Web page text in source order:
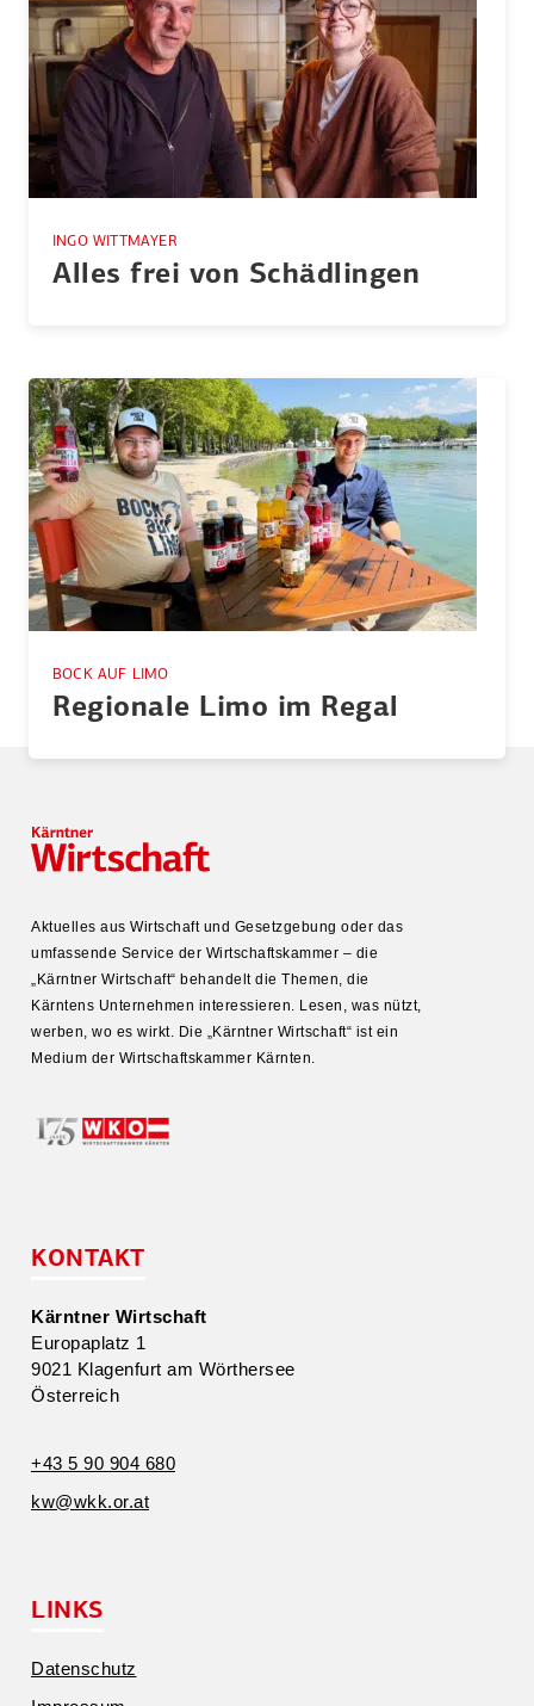
INGO WITTMAYER
Alles frei von Schäd­lingen
BOCK AUF LIMO
Regionale Limo im Regal
Aktuelles aus Wirtschaft und Gesetz­gebung oder das
umfas­sende Service der Wirtschafts­kammer – die
„Kärntner Wirtschaft“ behandelt die Themen, die
Kärntens Unter­nehmen inter­es­sieren. Lesen, was nützt,
werben, wo es wirkt. Die „Kärntner Wirtschaft“ ist ein
Medium der Wirtschafts­kammer Kärnten.
KONTAKT
Kärntner Wirtschaft
Europa­platz 1
9021 Klagenfurt am Wörthersee
Öster­reich
+43 5 90 904 680
kw@​wkk.​or.​at
LINKS
Daten­schutz